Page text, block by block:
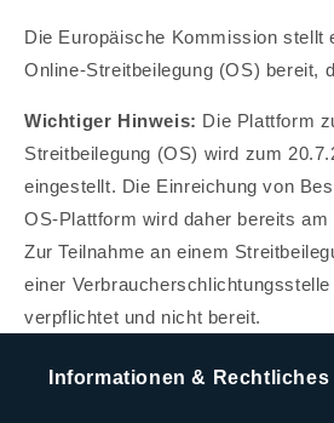
Die Europäische Kommission stellt
Online-Streitbeilegung (OS) bereit,
Wichtiger Hinweis: Die Plattform
Streitbeilegung (OS) wird zum
eingestellt. Die Einreichung von
OS-Plattform wird daher bereits am
Zur Teilnahme an einem
einer
verpflichtet und nicht bereit.
Informationen & Rechtliches